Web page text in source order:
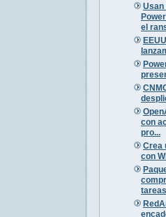
Usan
el
con
pro...
Crea
con